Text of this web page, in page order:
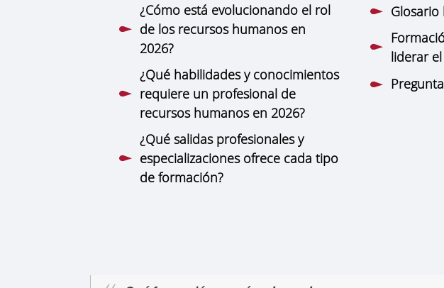
¿Cómo está evolucionando el rol
de los recursos humanos en
2026?
¿Qué habilidades y conocimientos
requiere un profesional de
recursos humanos en 2026?
¿Qué salidas profesionales y
especializaciones ofrece cada tipo
de formación?
Glosario
liderar